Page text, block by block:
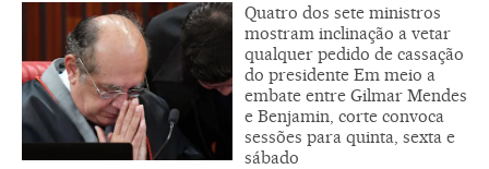
Quatro dos sete ministros
mostram inclinação a vetar
qualquer pedido de cassação
do presidente Em meio a
embate entre Gilmar Mendes
e Benjamin, corte convoca
sessões para quinta, sexta e
sábado